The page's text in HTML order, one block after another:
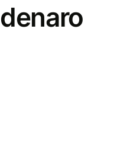
denaro